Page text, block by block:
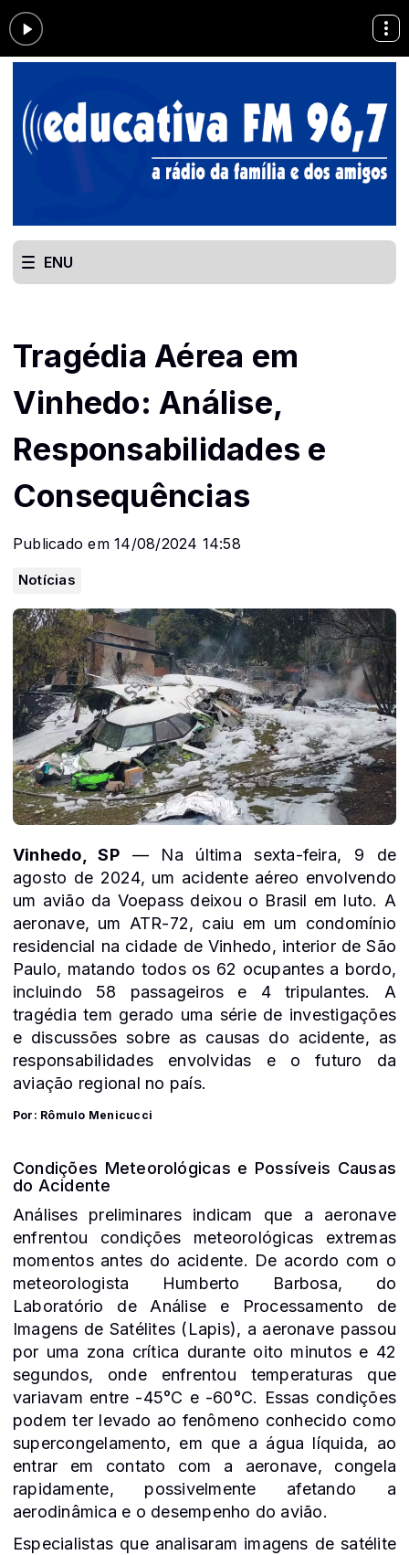
ENU
Tragédia Aérea em
Vinhedo: Análise,
Responsabilidades e
Consequências
Publicado em 14/08/2024 14:58
Notícias
Vinhedo, SP— Na última sexta-feira, 9 de
agosto de 2024, um acidente aéreo envolvendo
um avião da Voepass deixou o Brasil em luto. A
aeronave, um ATR-72, caiu em um condomínio
residencial na cidade de Vinhedo, interior de São
Paulo, matando todos os 62 ocupantes a bordo,
incluindo 58 passageiros e 4 tripulantes. A
tragédia tem gerado uma série de investigações
e discussões sobre as causas do acidente, as
responsabilidades envolvidas e o futuro da
aviação regional no país.
Por: Rômulo Menicucci
Condições Meteorológicas e Possíveis Causas
do Acidente
Análises preliminares indicam que a aeronave
enfrentou condições meteorológicas extremas
momentos antes do acidente. De acordo com o
meteorologista Humberto Barbosa, do
Laboratório de Análise e Processamento de
Imagens de Satélites (Lapis), a aeronave passou
por uma zona crítica durante oito minutos e 42
segundos, onde enfrentou temperaturas que
variavam entre -45°C e -60°C. Essas condições
podem ter levado ao fenômeno conhecido como
supercongelamento, em que a água líquida, ao
entrar em contato com a aeronave, congela
rapidamente, possivelmente afetando a
aerodinâmica e o desempenho do avião.
Especialistas que analisaram imagens de satélite